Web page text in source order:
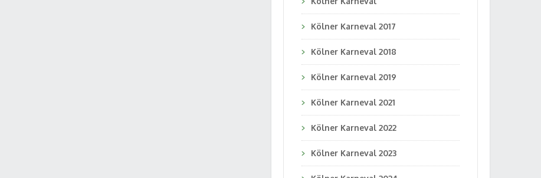
Kölner Karneval 2017
Kölner Karneval 2018
Kölner Karneval 2019
Kölner Karneval 2021
Kölner Karneval 2022
Kölner Karneval 2023